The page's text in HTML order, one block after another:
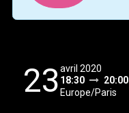
23avril 2020
18:30
20:00
Europe/Paris